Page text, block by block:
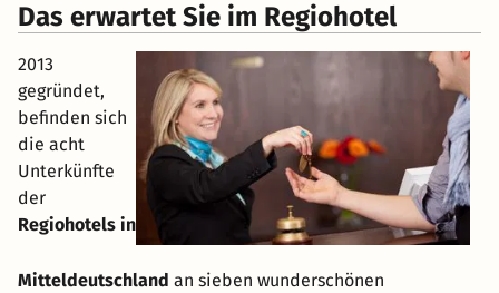
Das erwartet Sie im Regiohotel
2013
gegründet,
befinden sich
die acht
Unterkünfte
der
Regiohotels in
Mitteldeutschland an sieben wunderschönen